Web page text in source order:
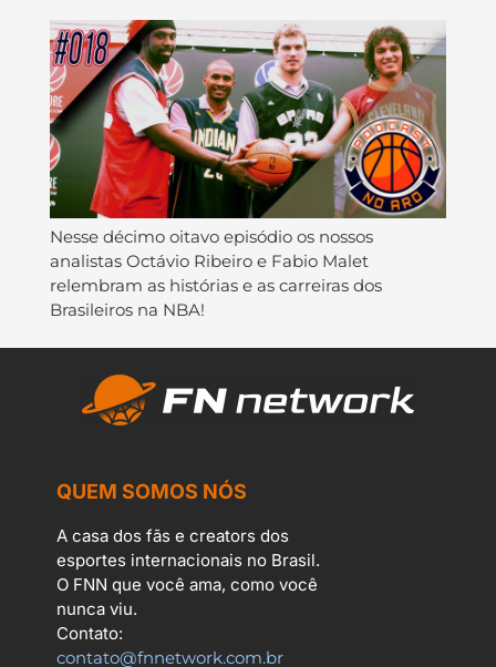
Nesse décimo oitavo episódio os nossos
analistas Octávio Ribeiro e Fabio Malet
relembram as histórias e as carreiras dos
Brasileiros na NBA!
QUEM SOMOS NÓS
A casa dos fãs e creators dos
esportes internacionais no Brasil.
O FNN que você ama, como você
nunca viu.
Contato:
contato@fnnetwork.com.br